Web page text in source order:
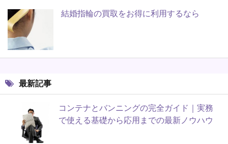
結婚指輪の買取をお得に利用するなら
最新記事
コンテナとバンニングの完全ガイド｜実務
で使える基礎から応用までの最新ノウハウ